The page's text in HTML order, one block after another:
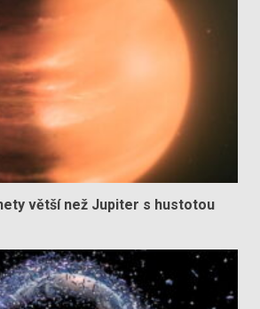
větší než Jupiter s hustotou